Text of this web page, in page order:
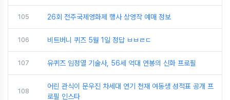
105 26회 전주국제영화제 행사 상영작 예매 정보
106 비트버니 퀴즈 5월 1일 정답 ㅂㅂㄹㄷ
107 유퀴즈 임정열 기술사, 56세 억대 연봉의 신화 프로필
108
어린 관식이 문우진 차세대 연기 천재 여동생 성적표 공개 프
로필 인스타